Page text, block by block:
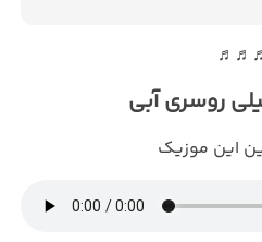
♬♬♬
روسری آبی
این موزیک